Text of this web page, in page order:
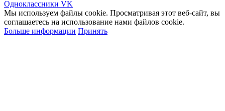
Одноклассники VK
Мы используем файлы cookie. Просматривая этот веб-сайт, вы
соглашаетесь на использование нами файлов cookie.
Больше информации Принять